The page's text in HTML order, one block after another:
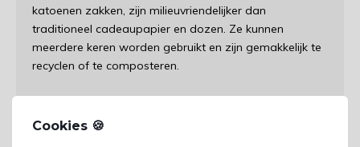
Cookies 🍪
katoenen zakken, zijn milieuvriendelijker dan
traditioneel cadeaupapier en dozen. Ze kunnen
meerdere keren worden gebruikt en zijn gemakkelijk te
recyclen of te composteren.
ontwerpen en materialen, waardoor ze een stijlvolle en